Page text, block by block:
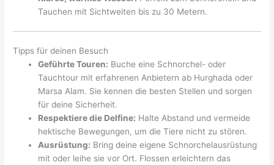
Tauchen mit Sichtweiten bis zu 30 Metern.
Tipps für deinen Besuch
Geführte Touren: Buche eine Schnorchel- oder
Tauchtour mit erfahrenen Anbietern ab Hurghada oder
Marsa Alam. Sie kennen die besten Stellen und sorgen
für deine Sicherheit.
Respektiere die Delfine: Halte Abstand und vermeide
hektische Bewegungen, um die Tiere nicht zu stören.
Ausrüstung: Bring deine eigene Schnorchelausrüstung
mit oder leihe sie vor Ort. Flossen erleichtern das